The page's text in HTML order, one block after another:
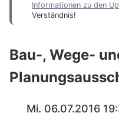
Informationen zu den
Verständnis!
Bau-, Wege-
Mi. 06.07.2016